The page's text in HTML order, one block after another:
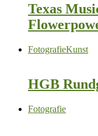
Texas
FotografieKunst
HGB
Fotografie